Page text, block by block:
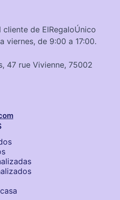
de ElRegaloÚnico
viernes, de 9:00 a 17:00.
47 rue Vivienne, 75002